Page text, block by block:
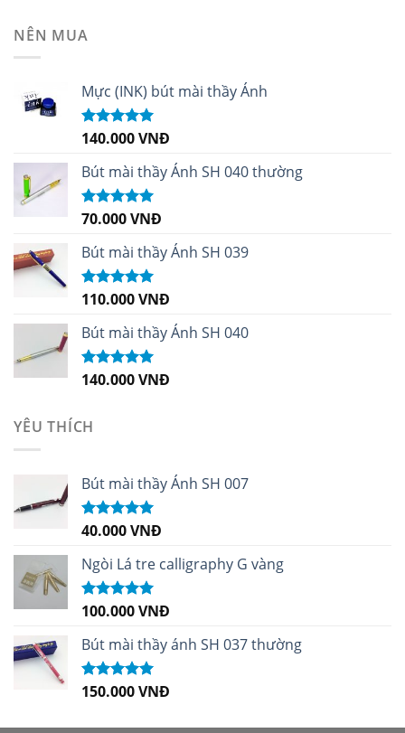
NÊN MUA
Mực (INK) bút mài thầy Ánh
Được xếp
sao
140.000VNĐ
Bút mài thầy Ánh SH 040 thường
Được xếp
sao
70.000VNĐ
Bút mài thầy Ánh SH 039
Được xếp
sao
110.000VNĐ
Bút mài thầy Ánh SH 040
Được xếp
140.000VNĐ
YÊU THÍCH
Bút mài thầy Ánh SH 007
Được xếp
sao
40.000VNĐ
Ngòi Lá tre calligraphy G vàng
Được xếp
sao
100.000VNĐ
Bút mài thầy ánh SH 037 thường
Được xếp
150.000VNĐ